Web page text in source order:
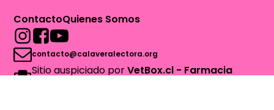
ContactoQuienes Somos
contacto@calaveralectora.org
Sitio auspiciado porVetBox.cl - Farmacia